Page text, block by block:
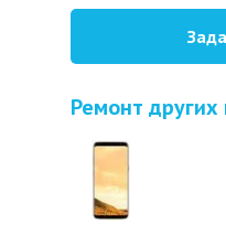
Ремонт